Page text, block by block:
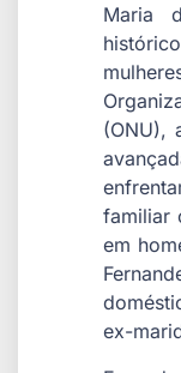
Maria
(ONU),
familiar
em
ex-